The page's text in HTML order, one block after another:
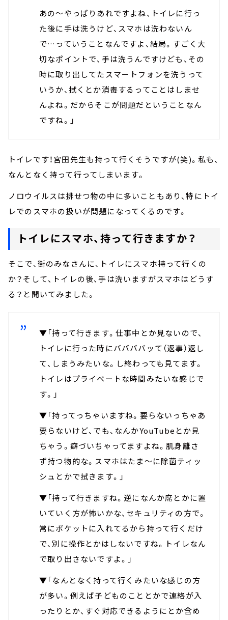
あの～やっぱりあれですよね、トイレに行っ
た後に手は洗うけど、スマホは洗わないん
で…っていうことなんですよ、結局。すごく大
切なポイントで、手は洗うんですけども、その
時に取り出してたスマートフォンを洗うって
いうか、拭くとか消毒するってことはしませ
んよね。だからそこが問題だということなん
ですね。」
トイレです！宮田先生も持って行くそうですが(笑)。私も、
なんとなく持って行ってしまいます。
ノロウイルスは排せつ物の中に多いこともあり、特にトイ
レでのスマホの扱いが問題になってくるのです。
トイレにスマホ、持って行きますか？
そこで、街のみなさんに、トイレにスマホ持って行くの
か？そして、トイレの後、手は洗いますがスマホはどうす
る？と聞いてみました。
▼「持って行きます。仕事中とか見ないので、
トイレに行った時にババババッて（返事）返し
て、しまうみたいな。し終わっても見てます。
トイレはプライベートな時間みたいな感じで
す。」
▼「持ってっちゃいますね。要らないっちゃあ
要らないけど、でも、なんかYouTubeとか見
ちゃう。癖づいちゃってますよね。肌身離さ
ず持つ物的な。スマホはたま～に除菌ティッ
シュとかで拭きます。」
▼「持って行きますね。逆になんか席とかに置
いていく方が怖いかな、セキュリティの方で。
常にポケットに入れてるから持って行くだけ
で、別に操作とかはしないですね。トイレなん
で取り出さないですよ。」
▼「なんとなく持って行くみたいな感じの方
が多い。例えば子どものこととかで連絡が入
ったりとか、すぐ対応できるようにとか含め